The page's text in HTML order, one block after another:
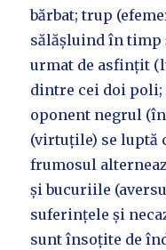
bărbat; trup
sălășluind în timp
urmat de asfințit
dintre cei doi poli;
oponent negrul
(virtuțile) se luptă
frumosul
și bucuriile
suferințele și
sunt însoțite de